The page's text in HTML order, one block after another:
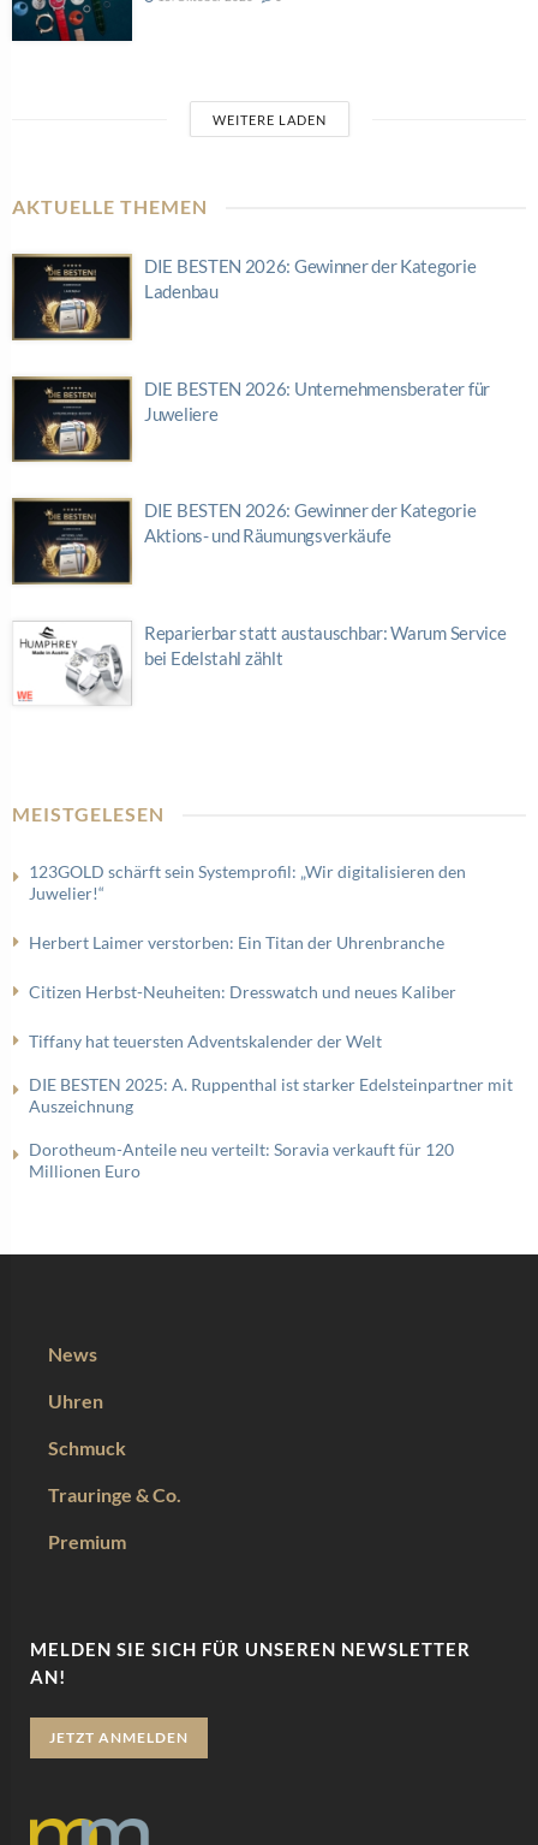
WEITERE LADEN
AKTUELLE THEMEN
DIE BESTEN 2026: Gewinner der Kategorie
Ladenbau
DIE BESTEN 2026: Unternehmensberater für
Juweliere
DIE BESTEN 2026: Gewinner der Kategorie
Aktions- und Räumungsverkäufe
Reparierbar statt austauschbar: Warum Service
bei Edelstahl zählt
MEISTGELESEN
123GOLD schärft sein Systemprofil: „Wir digitalisieren den
Juwelier!“
Herbert Laimer verstorben: Ein Titan der Uhrenbranche
Citizen Herbst-Neuheiten: Dresswatch und neues Kaliber
Tiffany hat teuersten Adventskalender der Welt
DIE BESTEN 2025: A. Ruppenthal ist starker Edelsteinpartner mit
Auszeichnung
Dorotheum-Anteile neu verteilt: Soravia verkauft für 120
Millionen Euro
News
Uhren
Schmuck
Trauringe & Co.
Premium
MELDEN SIE SICH FÜR UNSEREN NEWSLETTER
AN!
JETZT ANMELDEN